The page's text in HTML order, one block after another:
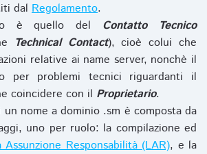
dal Regolamento.
è quello del Contatto Tecnico
Technical Contact), cioè colui che
relative ai name server, nonchè il
per problemi tecnici riguardanti il
coincidere con il Proprietario.
nome a dominio .sm è composta da
uno per ruolo: la compilazione ed
Responsabilità (LAR), e la